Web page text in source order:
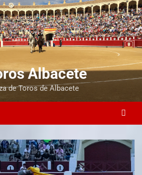
Albacete
de Toros de Albacete